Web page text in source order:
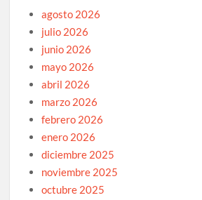
agosto 2026
julio 2026
junio 2026
mayo 2026
abril 2026
marzo 2026
febrero 2026
enero 2026
diciembre 2025
noviembre 2025
octubre 2025